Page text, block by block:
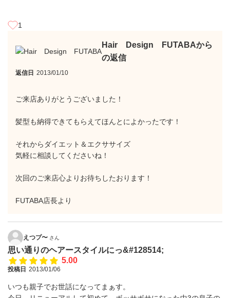
1
Hair Design FUTABAから
の返信
返信日 2013/01/10
ご来店ありがとうございました！
髪型も納得できてもらえてほんとによかったです！
それからダイエット＆エクササイズ
気軽に相談してくださいね！
次回のご来店心よりお待ちしたおります！
FUTABA店長より
えつプ〜 さん
思い通りのヘアースタイルにっ&#128514;
5.00
投稿日 2013/01/06
いつも親子でお世話になってまぁす。